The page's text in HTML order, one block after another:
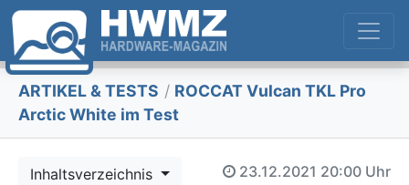
ARTIKEL & TESTS / ROCCAT Vulcan TKL Pro
Arctic White im Test
Inhaltsverzeichnis 23.12.2021 20:00 Uhr